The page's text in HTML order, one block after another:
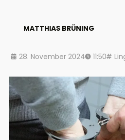
MATTHIAS BRÜNING
28. November 2024 11:50